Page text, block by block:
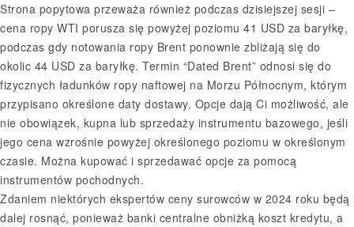
Strona popytowa przeważa również podczas dzisiejszej sesji –
cena ropy WTI porusza się powyżej poziomu 41 USD za baryłkę,
podczas gdy notowania ropy Brent ponownie zbliżają się do
okolic 44 USD za baryłkę. Termin “Dated Brent” odnosi się do
fizycznych ładunków ropy naftowej na Morzu Północnym, którym
przypisano określone daty dostawy. Opcje dają Ci możliwość, ale
nie obowiązek, kupna lub sprzedaży instrumentu bazowego, jeśli
jego cena wzrośnie powyżej określonego poziomu w określonym
czasie. Można kupować i sprzedawać opcje za pomocą
instrumentów pochodnych.
Zdaniem niektórych ekspertów ceny surowców w 2024 roku będą
dalej rosnąć, ponieważ banki centralne obniżką koszt kredytu, a